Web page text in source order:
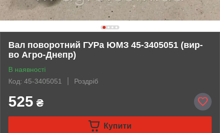
Вал поворотний ГУРа ЮМЗ 45-3405051 (вир-
во Агро-Днепр)
В наявності
Код: 45-3405051
Роздріб
525 ₴
Купити